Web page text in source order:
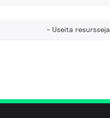
Useita resursseja